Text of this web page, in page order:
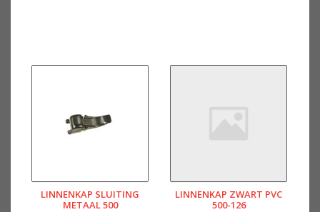
LINNENKAP SLUITING
METAAL 500
LINNENKAP ZWART PVC
500-126